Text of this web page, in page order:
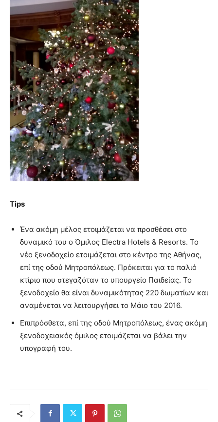
Tips
Ένα ακόμη μέλος ετοιμάζεται να προσθέσει στο
δυναμικό του ο Όμιλος Electra Hotels & Resorts. Το
νέο ξενοδοχείο ετοιμάζεται στο κέντρο της Αθήνας,
επί της οδού Μητροπόλεως. Πρόκειται για το παλιό
κτίριο που στεγαζόταν το υπουργείο Παιδείας. Το
ξενοδοχείο θα είναι δυναμικότητας 220 δωματίων και
αναμένεται να λειτουργήσει το Μάιο του 2016.
Επιπρόσθετα, επί της οδού Μητροπόλεως, ένας ακόμη
ξενοδοχειακός όμιλος ετοιμάζεται να βάλει την
υπογραφή του.